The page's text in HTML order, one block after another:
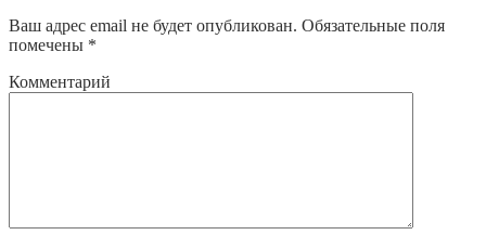
Ваш адрес email не будет опубликован. Обязательные поля
помечены *
Комментарий